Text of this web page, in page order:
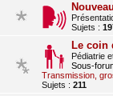
Sujets :
Le coin
Pédiatrie
Sous-
Transmission,
Sujets : 211